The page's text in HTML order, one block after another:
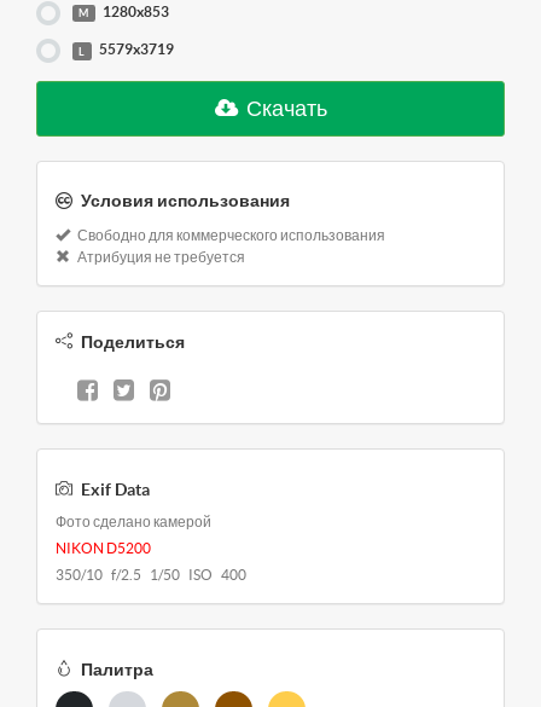
M 1280x853
L 5579x3719
Скачать
Условия использования
Свободно для коммерческого использования
Атрибуция не требуется
Поделиться
Exif Data
Фото сделано камерой
NIKON D5200
350/10 f/2.5 1/50 ISO 400
Палитра